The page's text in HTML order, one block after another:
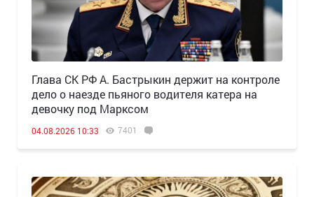
Глава СК РФ А. Бастрыкин держит на контроле
дело о наезде пьяного водителя катера на
девочку под Марксом
04.08.2026 10:33 7401